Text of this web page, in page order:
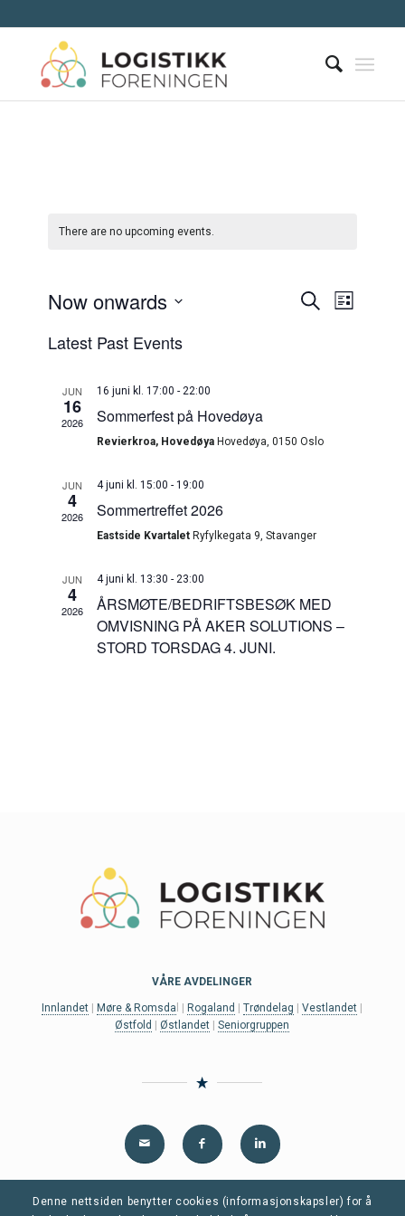
There are no upcoming events.
Events
Search Event
List
Now onwards
date.
Latest Past Events
JUN
16
2026
16 juni kl. 17:00 -22:00
Sommerfest på Hovedøya
Revierkroa, Hovedøya Hovedøya, 0150 Oslo
JUN
4
2026
4 juni kl. 15:00 - 19:00
Sommertreffet 2026
Eastside Kvartalet Ryfylkegata 9, Stavanger
JUN
4
2026
4 juni kl. 13:30 -23:00
ÅRSMØTE/BEDRIFTSBESØK MED
OMVISNING PÅ AKER SOLUTIONS –
STORD TORSDAG 4. JUNI.
VÅRE AVDELINGER
Innlandet Møre & Romsda Rogaland |Trøndelag |Vestlandet
Østfold
|Østlandet |Seniorgruppen
Denne nettsiden benytter cookies (informasjonskapsler) for å